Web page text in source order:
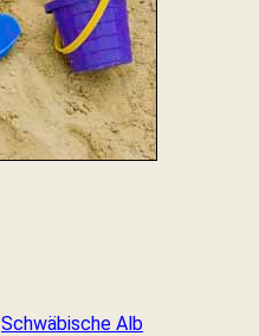
Schwäbische Alb